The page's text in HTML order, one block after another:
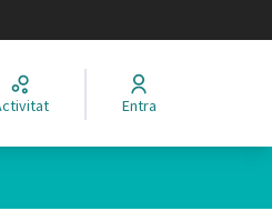
Activitat Entra